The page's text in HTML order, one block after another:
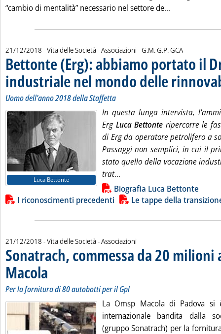
“cambio di mentalità” necessario nel settore de...
21/12/2018 - Vita delle Società - Associazioni -di:
G.M. G.P. GCA
Bettonte (Erg): abbiamo portato il
industriale nel mondo delle
Uomo dell'anno 2018 della Staffetta
Luca Bettonte
In questa lunga intervista,
Erg Luca Bettonte ripercorre le
di Erg da operatore petrolifero a
Passaggi non semplici, in cui il
stato quello della vocazione
trat...
Lista allegati PDF alla notiziaBiografia Luca Bettonte
I riconoscimenti precedenti
Le tappe della
21/12/2018 - Vita delle Società - Associazioni
Sonatrach, commessa da 20 milioni
Macola
Per la fornitura di 80 autobotti per il Gpl
La Omsp Macola di Padova si
internazionale bandita dalla
(gruppo Sonatrach) per la